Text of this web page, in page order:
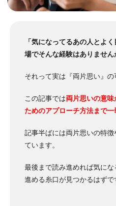
「気になってるあの人とよ
場でそんな経験はありません
それって実は『両片思い』の
この記事では両片思いの意
ためのアプローチ方法まで一
記事半ばには両片思いの特
ています。
最後まで読み進めれば気に
進める糸口が見つかるはずで